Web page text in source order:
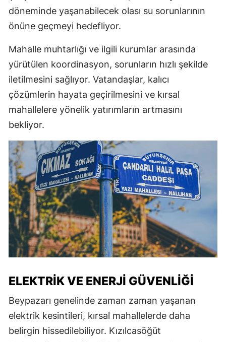
döneminde yaşanabilecek olası su sorunlarının
önüne geçmeyi hedefliyor.
Mahalle muhtarlığı ve ilgili kurumlar arasında
yürütülen koordinasyon, sorunların hızlı şekilde
iletilmesini sağlıyor. Vatandaşlar, kalıcı
çözümlerin hayata geçirilmesini ve kırsal
mahallelere yönelik yatırımların artmasını
bekliyor.
ELEKTRIK VE ENERJI GÜVENLIĞI
Beypazarı genelinde zaman zaman yaşanan
elektrik kesintileri, kırsal mahallelerde daha
belirgin hissedilebiliyor. Kızılcasöğüt